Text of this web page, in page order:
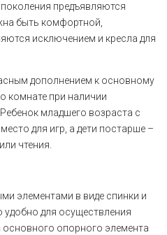
предъявляются
быть комфортной,
исключением и кресла для
дополнением к основному
комнате при наличии
младшего возраста с
для игр, а дети постарше –
чтения.
элементами в виде спинки и
удобно для осуществления
опорного элемента